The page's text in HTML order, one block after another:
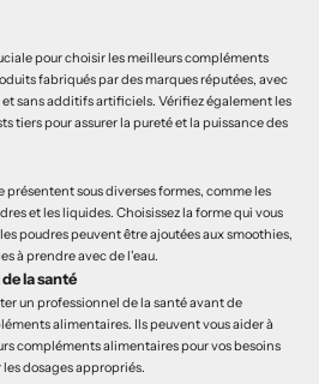
pour choisir les meilleurs compléments
fabriqués par des marques réputées, avec
sans additifs artificiels. Vérifiez également les
tiers pour assurer la pureté et la puissance des
présentent sous diverses formes, comme les
et les liquides. Choisissez la forme qui vous
poudres peuvent être ajoutées aux smoothies,
à prendre avec de l'eau.
la santé
un professionnel de la santé avant de
alimentaires. Ils peuvent vous aider à
compléments alimentaires pour vos besoins
dosages appropriés.